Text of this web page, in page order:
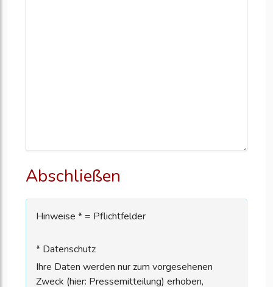
Abschließen
Hinweise * = Pflichtfelder
* Datenschutz
Ihre Daten werden nur zum vorgesehenen
Zweck (hier: Pressemitteilung) erhoben,